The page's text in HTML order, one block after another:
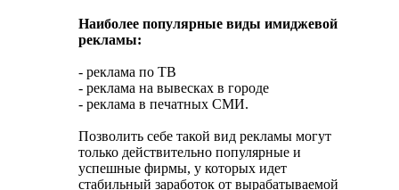
Наиболее популярные виды имиджевой
рекламы:
- реклама по ТВ
- реклама на вывесках в городе
- реклама в печатных СМИ.
Позволить себе такой вид рекламы могут
только действительно популярные и
успешные фирмы, у которых идет
стабильный заработок от вырабатываемой